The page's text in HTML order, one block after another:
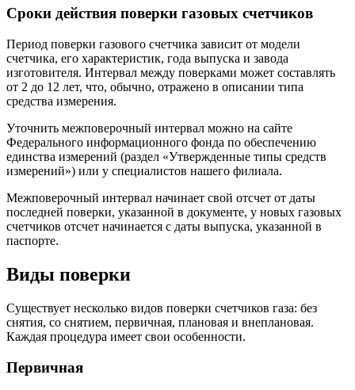
Сроки действия поверки газовых счетчиков
Период поверки газового счетчика зависит от модели
счетчика, его характеристик, года выпуска и завода
изготовителя. Интервал между поверками может составлять
от 2 до 12 лет, что, обычно, отражено в описании типа
средства измерения.
Уточнить межповерочный интервал можно на сайте
Федерального информационного фонда по обеспечению
единства измерений (раздел «Утвержденные типы средств
измерений») или у специалистов нашего филиала.
Межповерочный интервал начинает свой отсчет от даты
последней поверки, указанной в документе, у новых газовых
счетчиков отсчет начинается с даты выпуска, указанной в
паспорте.
Виды поверки
Существует несколько видов поверки счетчиков газа: без
снятия, со снятием, первичная, плановая и внеплановая.
Каждая процедура имеет свои особенности.
Первичная